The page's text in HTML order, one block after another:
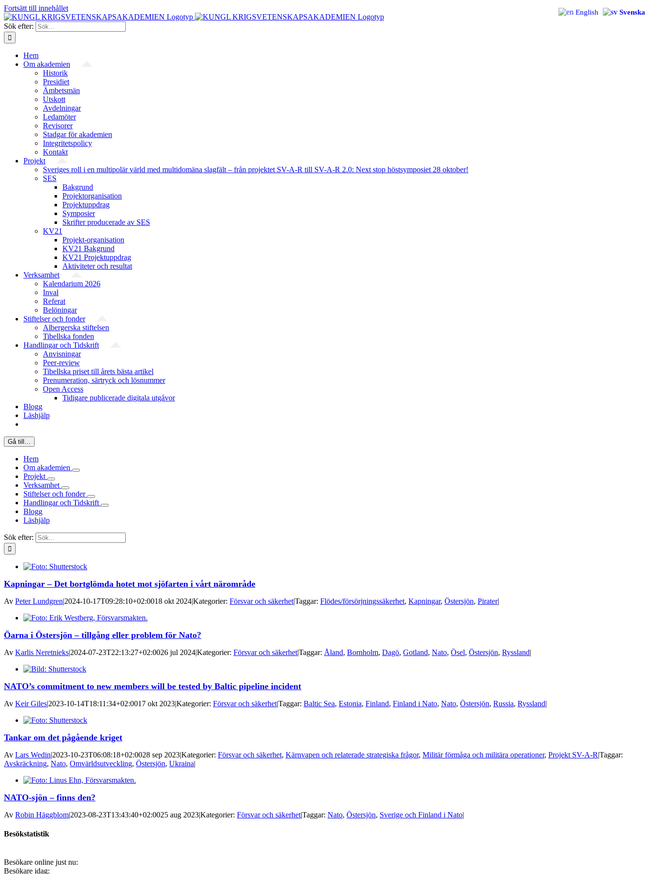
Fortsätt till innehållet
Sök efter:
Hem
Om akademien
Historik
Presidiet
Ämbetsmän
Utskott
Avdelningar
Ledamöter
Revisorer
Stadgar för akademien
Integritetspolicy
Kontakt
Projekt
Sveriges roll i en multipolär värld med multidomäna slagfält – från projektet SV-A-R till SV-A-R 2.0: Next stop höstsymposiet 28 oktober!
SES
Bakgrund
Projekt­organisation
Projektuppdrag
Symposier
Skrifter producerade av SES
KV21
Projekt-organisation
KV21 Bakgrund
KV21 Projektuppdrag
Aktiviteter och resultat
Verksamhet
Kalendarium 2026
Inval
Referat
Belöningar
Stiftelser och fonder
Albergerska stiftelsen
Tibellska fonden
Handlingar och Tidskrift
Anvisningar
Peer-review
Tibellska priset till årets bästa artikel
Prenumeration, särtryck och lösnummer
Open Access
Tidigare publicerade digitala utgåvor
Blogg
Läshjälp
Gå till…
Hem
Om akademien
Projekt
Verksamhet
Stiftelser och fonder
Handlingar och Tidskrift
Blogg
Läshjälp
Sök efter:
Kapningar – Det bortglömda hotet mot sjöfarten i vårt närområde
Av Peter Lundgren|2024-10-17T09:28:10+02:0018 okt 2024|Kategorier: Försvar och säkerhet|Taggar: Flödes/försörjningssäkerhet, Kapningar, Östersjön, Pirater|
Öarna i Östersjön – tillgång eller problem för Nato?
Av Karlis Neretnieks|2024-07-23T22:13:27+02:0026 jul 2024|Kategorier: Försvar och säkerhet|Taggar: Åland, Bornholm, Dagö, Gotland, Nato, Ösel, Östersjön, Ryssland|
NATO’s commitment to new members will be tested by Baltic pipeline incident
Av Keir Giles|2023-10-14T18:11:34+02:0017 okt 2023|Kategorier: Försvar och säkerhet|Taggar: Baltic Sea, Estonia, Finland, Finland i Nato, Nato, Östersjön, Russia, Ryssland|
Tankar om det pågående kriget
Av Lars Wedin|2023-10-23T06:08:18+02:0028 sep 2023|Kategorier: Försvar och säkerhet, Kärnvapen och relaterade strategiska frågor, Militär förmåga och militära operationer, Projekt SV-A-R|Taggar:
Avskräckning, Nato, Omvärldsutveckling, Östersjön, Ukraina|
NATO-sjön – finns den?
Av Robin Häggblom|2023-08-23T13:43:40+02:0025 aug 2023|Kategorier: Försvar och säkerhet|Taggar: Nato, Östersjön, Sverige och Finland i Nato|
Besökstatistik
Besökare online just nu:
Besökare idag:
English Svenska